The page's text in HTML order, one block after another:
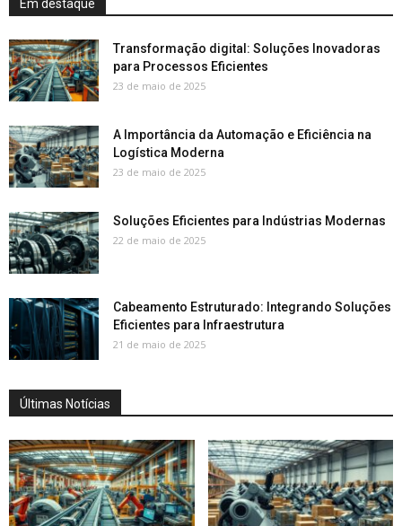
Em destaque
Transformação digital: Soluções Inovadoras
para Processos Eficientes
23 de maio de 2025
A Importância da Automação e Eficiência na
Logística Moderna
23 de maio de 2025
Soluções Eficientes para Indústrias Modernas
22 de maio de 2025
Cabeamento Estruturado: Integrando Soluções
Eficientes para Infraestrutura
21 de maio de 2025
Últimas Notícias